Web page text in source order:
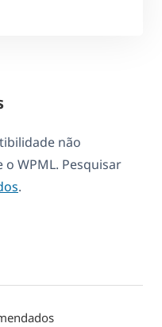
não
WPML. Pesquisar
.